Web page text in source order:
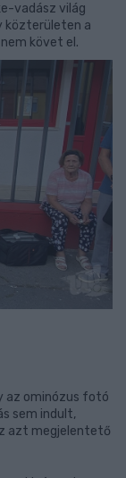
vadász világ
közterületen a
követ el.
az ominózus fotó
sem indult,
azt megjelentető